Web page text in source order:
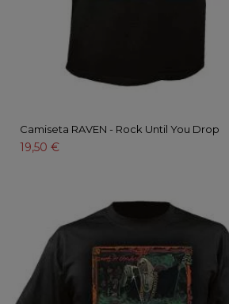
Camiseta RAVEN - Rock Until You Drop
19,50 €